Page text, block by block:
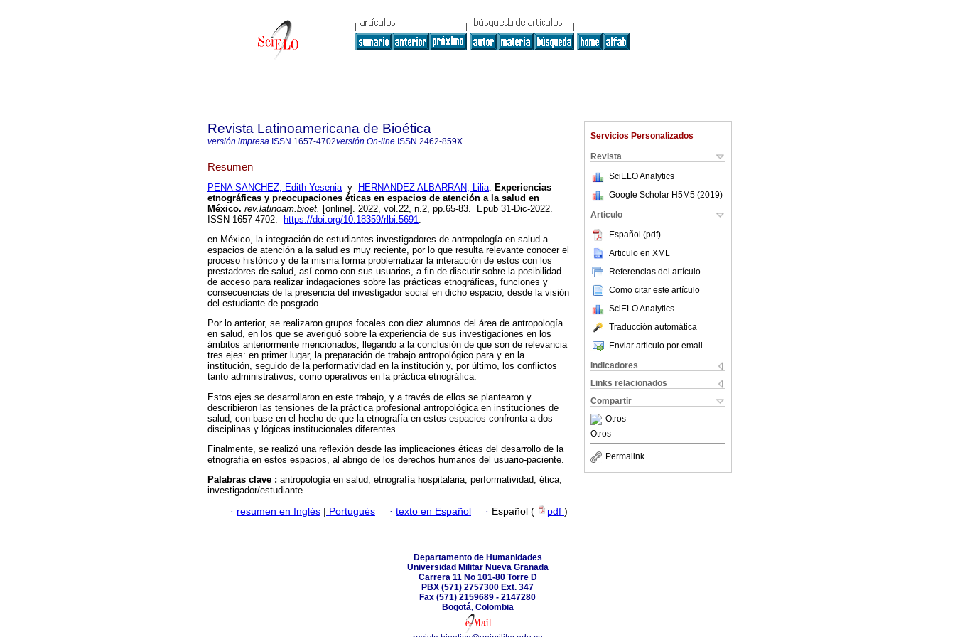
Servicios Personalizados
Revista
SciELO Analytics
Google Scholar H5M5 (2019)
Articulo
Español (pdf)
Articulo en XML
Referencias del artículo
Como citar este artículo
SciELO Analytics
Traducción automática
Enviar articulo por email
Indicadores
Links relacionados
Compartir
Otros
Otros
Permalink
Revista Latinoamericana de Bioética
versión impresa ISSN 1657-4702versión On-line ISSN 2462-859X
Resumen
PENA SANCHEZ, Edith Yeseniay HERNANDEZ ALBARRAN, Lilia. Experiencias
etnográficas y preocupaciones éticas en espacios de atención a la salud en
México. rev.latinoam.bioet. [online]. 2022, vol.22, n.2, pp.65-83. Epub 31-Dic-2022.
ISSN 1657-4702.
https://doi.org/10.18359/rlbi.5691.
en México, la integración de estudiantes-investigadores de antropología en salud a
espacios de atención a la salud es muy reciente, por lo que resulta relevante conocer el
proceso histórico y de la misma forma problematizar la interacción de estos con los
prestadores de salud, así como con sus usuarios, a fin de discutir sobre la posibilidad
de acceso para realizar indagaciones sobre las prácticas etnográficas, funciones y
consecuencias de la presencia del investigador social en dicho espacio, desde la visión
del estudiante de posgrado.
Por lo anterior, se realizaron grupos focales con diez alumnos del área de antropología
en salud, en los que se averiguó sobre la experiencia de sus investigaciones en los
ámbitos anteriormente mencionados, llegando a la conclusión de que son de relevancia
tres ejes: en primer lugar, la preparación de trabajo antropológico para y en la
institución, seguido de la performatividad en la institución y, por último, los conflictos
tanto administrativos, como operativos en la práctica etnográfica.
Estos ejes se desarrollaron en este trabajo, y a través de ellos se plantearon y
describieron las tensiones de la práctica profesional antropológica en instituciones de
salud, con base en el hecho de que la etnografía en estos espacios confronta a dos
disciplinas y lógicas institucionales diferentes.
Finalmente, se realizó una reflexión desde las implicaciones éticas del desarrollo de la
etnografía en estos espacios, al abrigo de los derechos humanos del usuario-paciente.
Palabras clave : antropología en salud; etnografía hospitalaria; performatividad; ética;
investigador/estudiante.
· resumen en Inglés Portugués · texto en Español · Español ( pdf )
Departamento de Humanidades
Universidad Militar Nueva Granada
Carrera 11 No 101-80 Torre D
PBX (571) 2757300 Ext. 347
Fax (571) 2159689 - 2147280
Bogotá, Colombia